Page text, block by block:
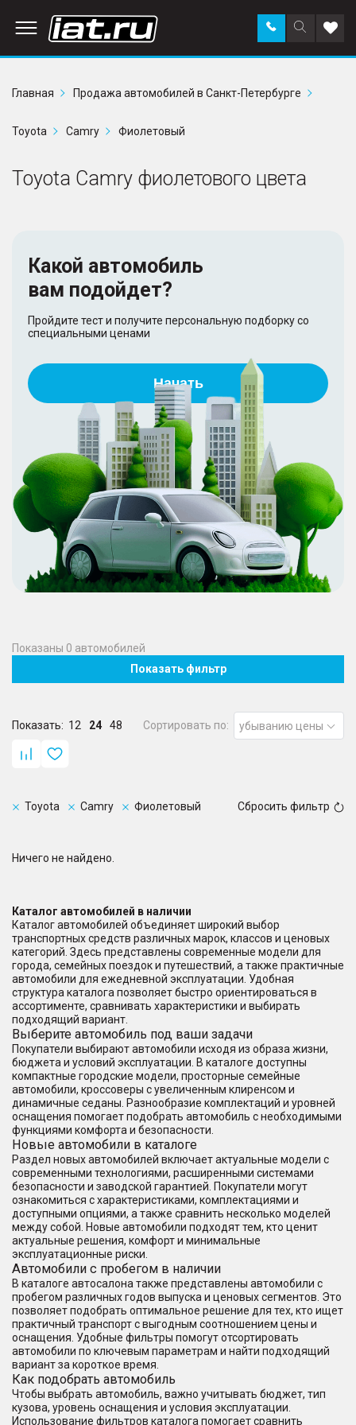
Поиск
по
Заказать
звонок в
Главная
Продажа автомобилей в Санкт-Петербурге
Toyota Camry Фиолетовый
Toyota Camry фиолетового цвета
Какой автомобиль
вам подойдет?
Пройдите тест и получите персональную подборку со
специальными ценами
Начать
Показаны 0 автомобилей
Показать фильтр
Показать: 12 24 48 Сортировать по: убыванию цены
Toyota Camry Фиолетовый Сбросить фильтр
Ничего не найдено.
Каталог автомобилей в наличии
Каталог автомобилей объединяет широкий выбор
транспортных средств различных марок, классов и ценовых
категорий. Здесь представлены современные модели для
города, семейных поездок и путешествий, а также практичные
автомобили для ежедневной эксплуатации. Удобная
структура каталога позволяет быстро ориентироваться в
ассортименте, сравнивать характеристики и выбирать
подходящий вариант.
Выберите автомобиль под ваши задачи
Покупатели выбирают автомобили исходя из образа жизни,
бюджета и условий эксплуатации. В каталоге доступны
компактные городские модели, просторные семейные
автомобили, кроссоверы с увеличенным клиренсом и
динамичные седаны. Разнообразие комплектаций и уровней
оснащения помогает подобрать автомобиль с необходимыми
функциями комфорта и безопасности.
Новые автомобили в каталоге
Раздел новых автомобилей включает актуальные модели с
современными технологиями, расширенными системами
безопасности и заводской гарантией. Покупатели могут
ознакомиться с характеристиками, комплектациями и
доступными опциями, а также сравнить несколько моделей
между собой. Новые автомобили подходят тем, кто ценит
актуальные решения, комфорт и минимальные
эксплуатационные риски.
Автомобили с пробегом в наличии
В каталоге автосалона также представлены автомобили с
пробегом различных годов выпуска и ценовых сегментов. Это
позволяет подобрать оптимальное решение для тех, кто ищет
практичный транспорт с выгодным соотношением цены и
оснащения. Удобные фильтры помогут отсортировать
автомобили по ключевым параметрам и найти подходящий
вариант за короткое время.
Как подобрать автомобиль
Чтобы выбрать автомобиль, важно учитывать бюджет, тип
кузова, уровень оснащения и условия эксплуатации.
Использование фильтров каталога помогает сравнить